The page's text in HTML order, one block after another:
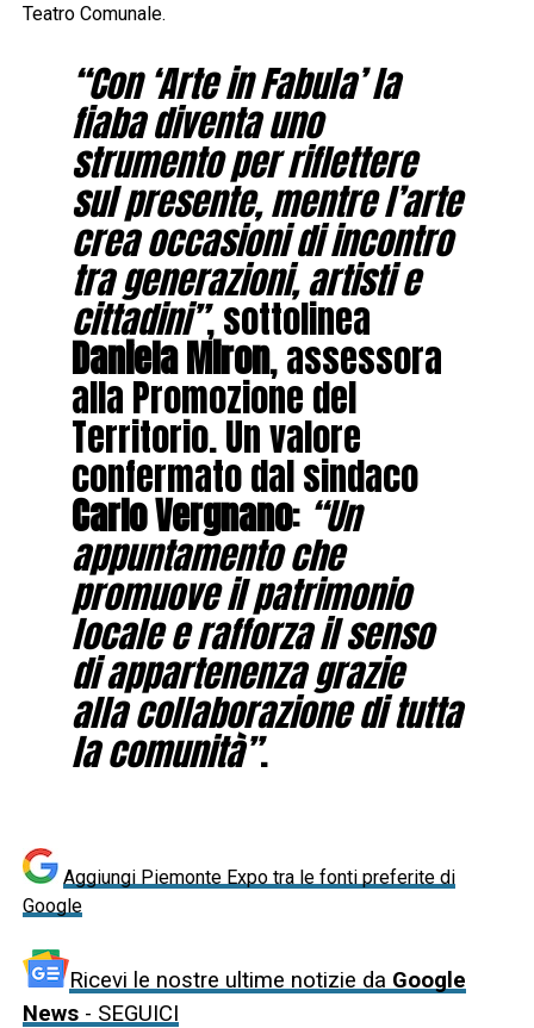
Teatro Comunale.
“Con ‘Arte in Fabula’ la
fiaba diventa uno
strumento per riflettere
sul presente, mentre l’arte
crea occasioni di incontro
tra generazioni, artisti e
cittadini”, sottolinea
Daniela Miron, assessora
alla Promozione del
Territorio. Un valore
confermato dal sindaco
Carlo Vergnano: “Un
appuntamento che
promuove il patrimonio
locale e rafforza il senso
di appartenenza grazie
alla collaborazione di tutta
la comunità”.
Aggiungi Piemonte Expo tra le fonti preferite di
Google
Ricevi le nostre ultime notizie da Google
News- SEGUICI